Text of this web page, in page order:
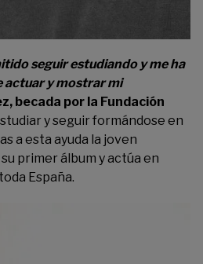
seguir estudiando y me ha
actuar y mostrar mi
becada por la Fundación
y seguir formándose en
a esta ayuda la joven
primer álbum y actúa en
España.